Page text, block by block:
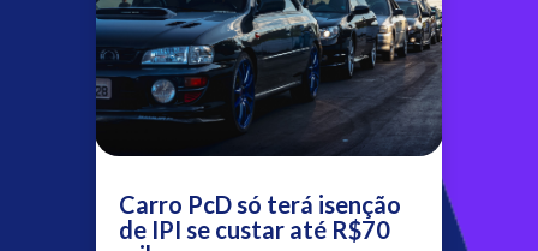
Carro PcD só terá isenção
de IPI se custar até R$70